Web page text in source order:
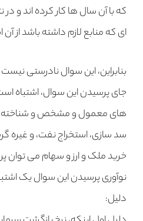
که با آن سال ها کار کرده اند و در
ای که منابع لازم داشته باشد از
بنابراین، این سوال نادرستی
جای پرسیدن این سوال، اشتباه
های معمول و مشخص و شناخته
سد سازی، استخراج نفت، و غیره
خرید ملک و ارز و سهام می توان
نوآوری پرسیدن این سوال یک
دلیل: